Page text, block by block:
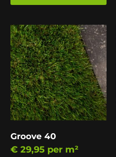
Groove 40
€ 29,95 per m²